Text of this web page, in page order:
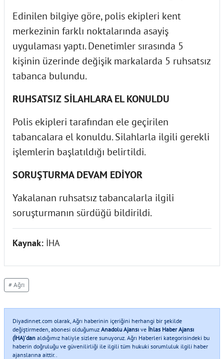
Edinilen bilgiye göre, polis ekipleri kent
merkezinin farklı noktalarında asayiş
uygulaması yaptı. Denetimler sırasında 5
kişinin üzerinde değişik markalarda 5 ruhsatsız
tabanca bulundu.
RUHSATSIZ SİLAHLARA EL KONULDU
Polis ekipleri tarafından ele geçirilen
tabancalara el konuldu. Silahlarla ilgili gerekli
işlemlerin başlatıldığı belirtildi.
SORUŞTURMA DEVAM EDİYOR
Yakalanan ruhsatsız tabancalarla ilgili
soruşturmanın sürdüğü bildirildi.
Kaynak: İHA
# Ağrı
Diyadinnet.com olarak, Ağrı haberinin içeriğini herhangi bir şekilde
değiştirmeden, abonesi olduğumuz Anadolu Ajansı ve İhlas Haber Ajansı
(İHA)'dan aldığımız haliyle sizlere sunuyoruz. Ağrı Haberleri kategorisindeki bu
haberin doğruluğu ve güvenilirliği ile ilgili tüm hukuki sorumluluk ilgili haber
ajanslarına aittir..